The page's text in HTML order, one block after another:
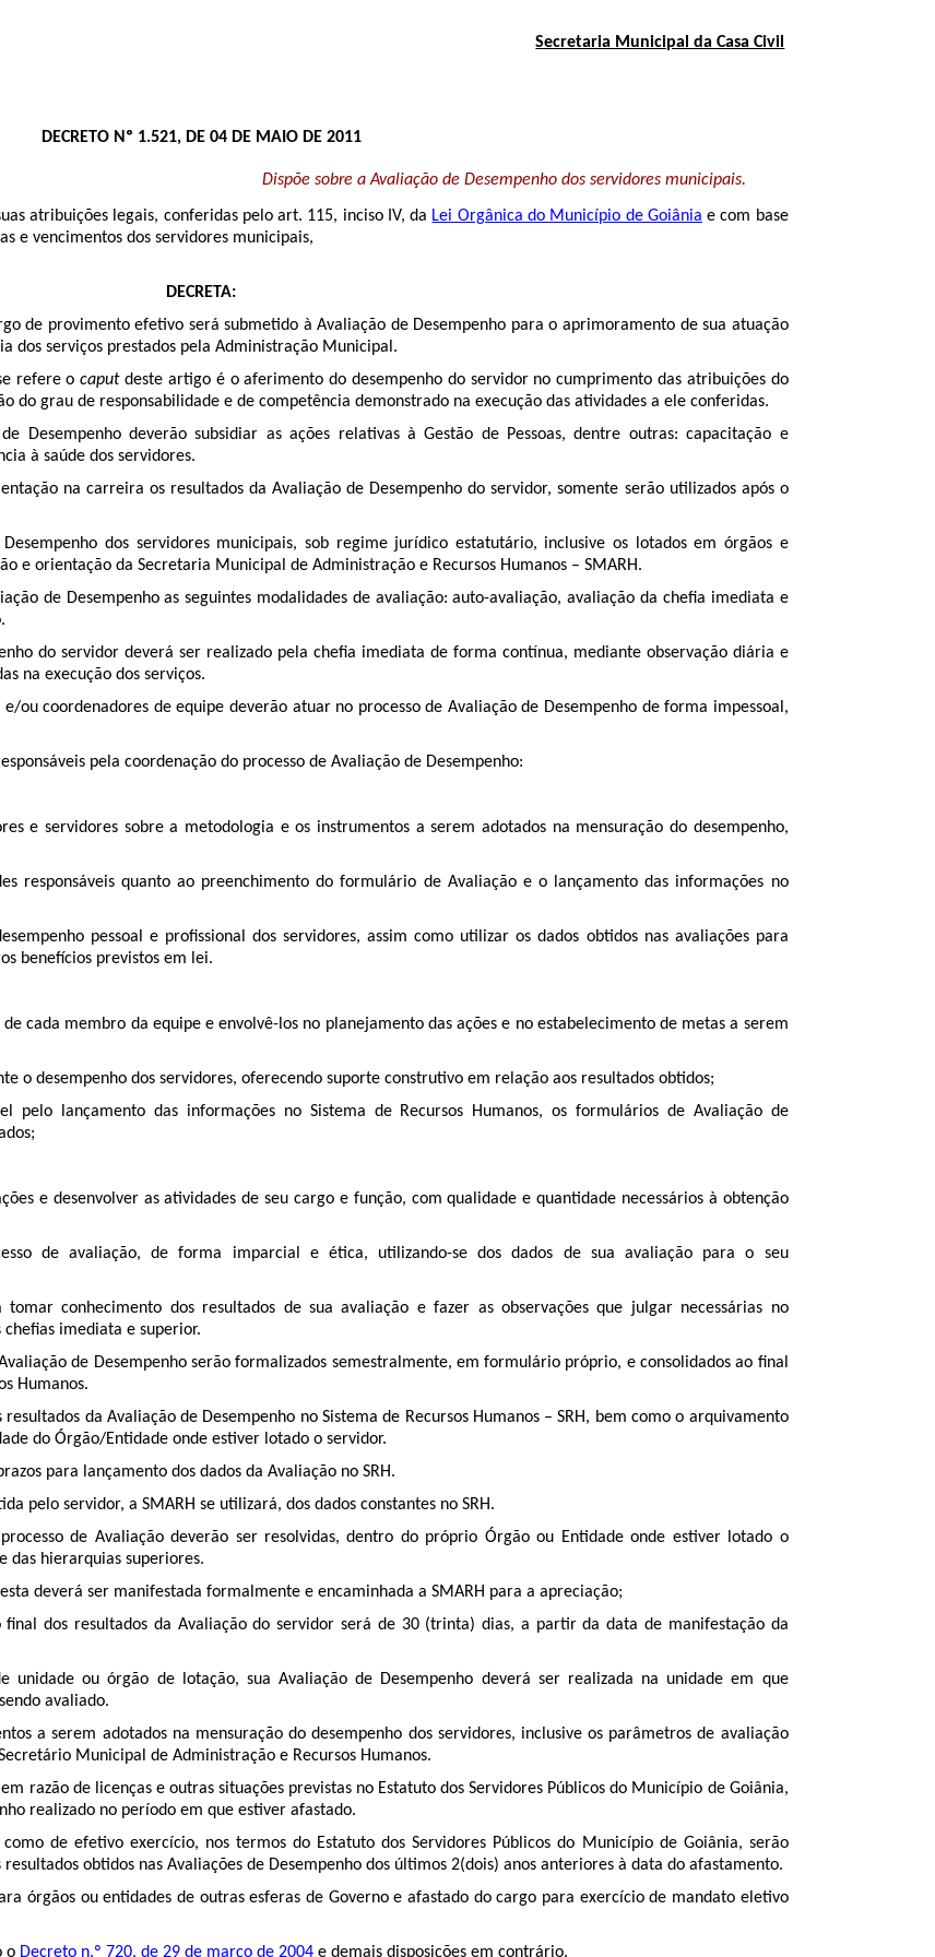
Secretaria Municipal da Casa Civil
DECRETO Nº 1.521, DE 04 DE MAIO DE 2011
Dispõe sobre a Avaliação de Desempenho dos servidores municipais.
atribuições legais, conferidas pelo art. 115, inciso IV, da Lei Orgânica do Município de Goiânia e com base
e vencimentos dos servidores municipais,
DECRETA:
de provimento efetivo será submetido à Avaliação de Desempenho para o aprimoramento de sua atuação
dos serviços prestados pela Administração Municipal.
refere ocaputdeste artigo é o aferimento do desempenho do servidor no cumprimento das atribuições do
do grau de responsabilidade e de competência demonstrado na execução das atividades a ele conferidas.
Desempenho deverão subsidiar as ações relativas à Gestão de Pessoas, dentre outras: capacitação e
à saúde dos servidores.
na carreira os resultados da Avaliação de Desempenho do servidor, somente serão utilizados após o
dos servidores municipais, sob regime jurídico estatutário, inclusive os lotados em órgãos e
e orientação da Secretaria Municipal de Administração e Recursos Humanos – SMARH.
de Desempenho as seguintes modalidades de avaliação: auto-avaliação, avaliação da chefia imediata e
do servidor deverá ser realizado pela chefia imediata de forma contínua, mediante observação diária e
na execução dos serviços.
ou coordenadores de equipe deverão atuar no processo de Avaliação de Desempenho de forma impessoal,
pela coordenação do processo de Avaliação de Desempenho:
e servidores sobre a metodologia e os instrumentos a serem adotados na mensuração do desempenho,
responsáveis quanto ao preenchimento do formulário de Avaliação e o lançamento das informações no
pessoal e profissional dos servidores, assim como utilizar os dados obtidos nas avaliações para
benefícios previstos em lei.
cada membro da equipe e envolvê-los no planejamento das ações e no estabelecimento de metas a serem
o desempenho dos servidores, oferecendo suporte construtivo em relação aos resultados obtidos;
pelo lançamento das informações no Sistema de Recursos Humanos, os formulários de Avaliação de
e desenvolver as atividades de seu cargo e função, com qualidade e quantidade necessários à obtenção
de avaliação, de forma imparcial e ética, utilizando-se dos dados de sua avaliação para o seu
tomar conhecimento dos resultados de sua avaliação e fazer as observações que julgar necessárias no
imediata e superior.
de Desempenho serão formalizados semestralmente, em formulário próprio, e consolidados ao final
Humanos.
da Avaliação de Desempenho no Sistema de Recursos Humanos – SRH, bem como o arquivamento
do Órgão/Entidade onde estiver lotado o servidor.
para lançamento dos dados da Avaliação no SRH.
pelo servidor, a SMARH se utilizará, dos dados constantes no SRH.
de Avaliação deverão ser resolvidas, dentro do próprio Órgão ou Entidade onde estiver lotado o
das hierarquias superiores.
deverá ser manifestada formalmente e encaminhada a SMARH para a apreciação;
dos resultados da Avaliação do servidor será de 30 (trinta) dias, a partir da data de manifestação da
unidade ou órgão de lotação, sua Avaliação de Desempenho deverá ser realizada na unidade em que
avaliado.
a serem adotados na mensuração do desempenho dos servidores, inclusive os parâmetros de avaliação
Municipal de Administração e Recursos Humanos.
razão de licenças e outras situações previstas no Estatuto dos Servidores Públicos do Município de Goiânia,
realizado no período em que estiver afastado.
como de efetivo exercício, nos termos do Estatuto dos Servidores Públicos do Município de Goiânia, serão
obtidos nas Avaliações de Desempenho dos últimos 2(dois) anos anteriores à data do afastamento.
órgãos ou entidades de outras esferas de Governo e afastado do cargo para exercício de mandato eletivo
o Decreto n.º 720, de 29 de março de 2004e demais disposições em contrário.